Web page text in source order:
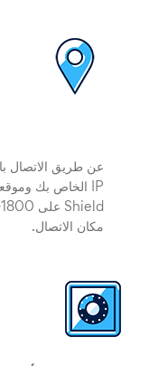
عن طريق الاتصال
مكان الاتصال.